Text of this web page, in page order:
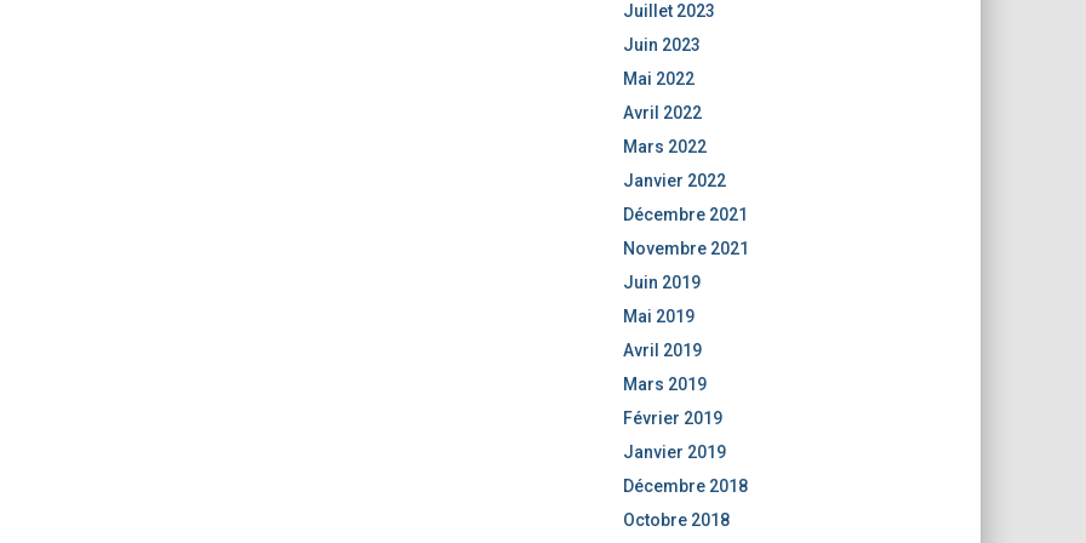
Juillet 2023
Juin 2023
Mai 2022
Avril 2022
Mars 2022
Janvier 2022
Décembre 2021
Novembre 2021
Juin 2019
Mai 2019
Avril 2019
Mars 2019
Février 2019
Janvier 2019
Décembre 2018
Octobre 2018